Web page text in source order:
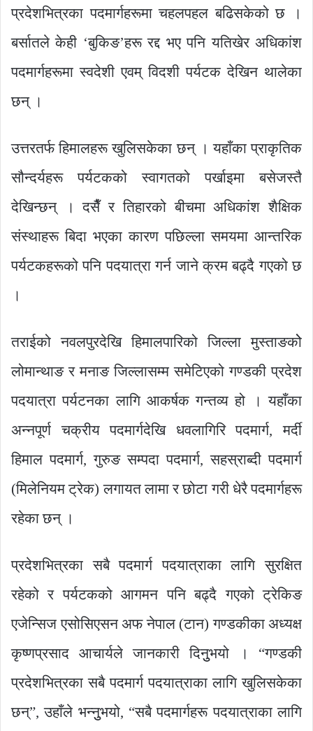
प्रदेशभित्रका पदमार्गहरूमा चहलपहल बढिसकेको छ ।
बर्सातले केही ‘बुकिङ’हरू रद्द भए पनि यतिखेर अधिकांश
पदमार्गहरूमा स्वदेशी एवम् विदशी पर्यटक देखिन थालेका
छन् ।
उत्तरतर्फ हिमालहरू खुलिसकेका छन् । यहाँका प्राकृतिक
सौन्दर्यहरू पर्यटकको स्वागतको पर्खाइमा बसेजस्तै
देखिन्छन् । दसैँ र तिहारको बीचमा अधिकांश शैक्षिक
संस्थाहरू बिदा भएका कारण पछिल्ला समयमा आन्तरिक
पर्यटकहरूको पनि पदयात्रा गर्न जाने क्रम बढ्दै गएको छ
।
तराईको नवलपुरदेखि हिमालपारिको जिल्ला मुस्ताङकोे
लोमान्थाङ र मनाङ जिल्लासम्म समेटिएको गण्डकी प्रदेश
पदयात्रा पर्यटनका लागि आकर्षक गन्तव्य हो । यहाँका
अन्नपूर्ण चक्रीय पदमार्गदेखि धवलागिरि पदमार्ग, मर्दी
हिमाल पदमार्ग, गुरुङ सम्पदा पदमार्ग, सहस्राब्दी पदमार्ग
(मिलेनियम ट्रेक) लगायत लामा र छोटा गरी धेरै पदमार्गहरू
रहेका छन् ।
प्रदेशभित्रका सबै पदमार्ग पदयात्राका लागि सुरक्षित
रहेको र पर्यटकको आगमन पनि बढ्दै गएको ट्रेकिङ
एजेन्सिज एसोसिएसन अफ नेपाल (टान) गण्डकीका अध्यक्ष
कृष्णप्रसाद आचार्यले जानकारी दिनुुभयो । “गण्डकी
प्रदेशभित्रका सबै पदमार्ग पदयात्राका लागि खुलिसकेका
छन्”, उहाँले भन्नुुभयो, “सबै पदमार्गहरू पदयात्राका लागि